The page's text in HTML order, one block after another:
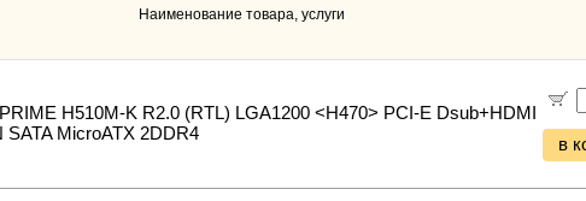
Наименование товара, услуги
H510M-K R2.0 (RTL) LGA1200 <H470> PCI-E Dsub+HDMI
SATA MicroATX 2DDR4
в